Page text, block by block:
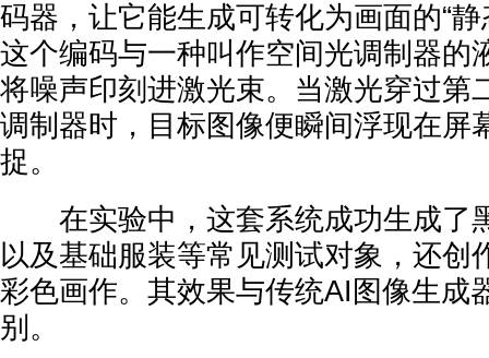
码器，让它能生成可转化为画面的“
这个编码与一种叫作空间光调制器的
将噪声印刻进激光束。当激光穿过第
调制器时，目标图像便瞬间浮现在屏
捉。
在实验中，这套系统成功生成了
以及基础服装等常见测试对象，还创
彩色画作。其效果与传统AI图像生成
别。